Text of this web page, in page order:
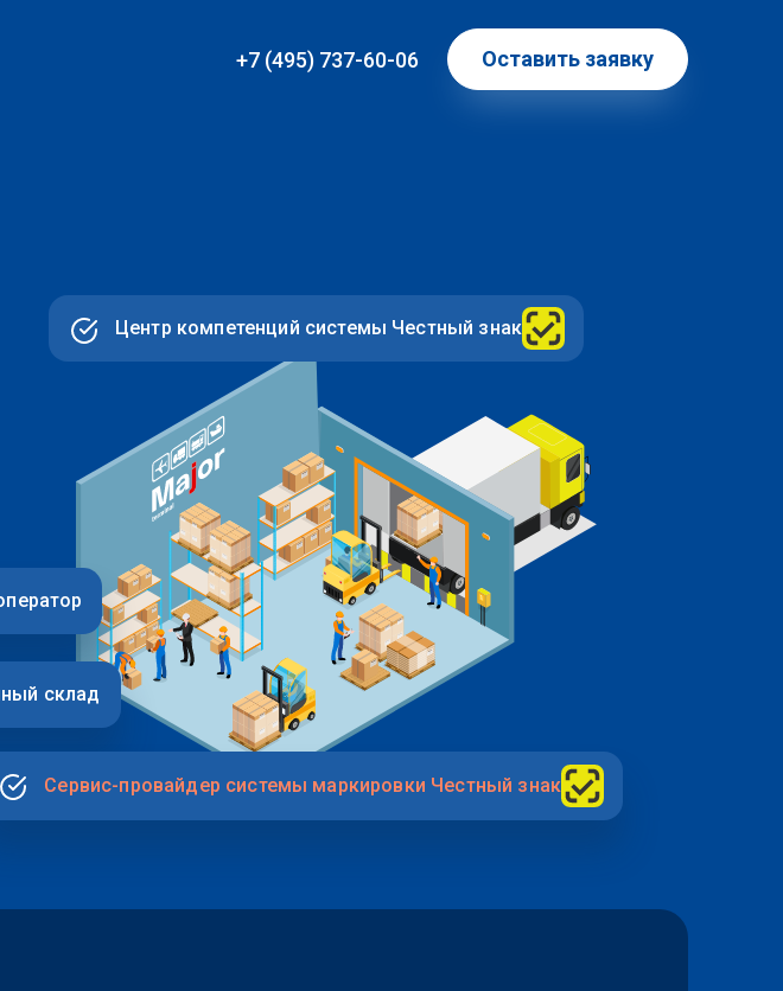
+7 (495) 737-60-06 Оставить заявку
Сервис-провайдер системы маркировки Честный знак
Центр компетенций системы Честный знак